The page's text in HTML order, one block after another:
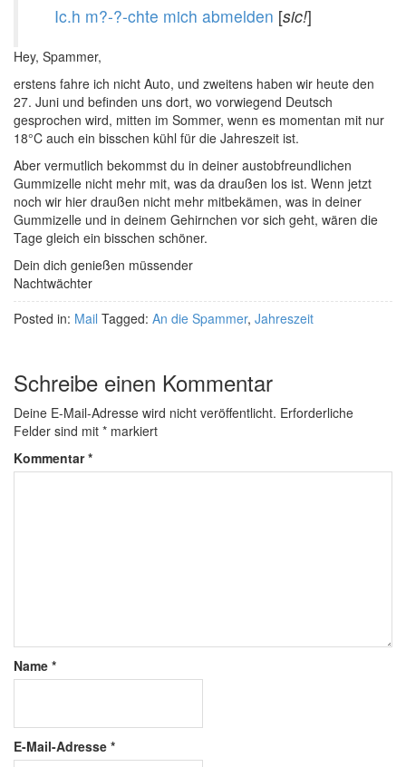
Ic.h m?-?-chte mich abmelden [sic!]
Hey, Spammer,
erstens fahre ich nicht Auto, und zweitens haben wir heute den
27. Juni und befinden uns dort, wo vorwiegend Deutsch
gesprochen wird, mitten im Sommer, wenn es momentan mit nur
18°C auch ein bisschen kühl für die Jahreszeit ist.
Aber vermutlich bekommst du in deiner austobfreundlichen
Gummizelle nicht mehr mit, was da draußen los ist. Wenn jetzt
noch wir hier draußen nicht mehr mitbekämen, was in deiner
Gummizelle und in deinem Gehirnchen vor sich geht, wären die
Tage gleich ein bisschen schöner.
Dein dich genießen müssender
Nachtwächter
Posted in: Mail Tagged: An die Spammer, Jahreszeit
Schreibe einen Kommentar
Deine E-Mail-Adresse wird nicht veröffentlicht. Erforderliche
Felder sind mit * markiert
Kommentar*
Name *
E-Mail-Adresse *